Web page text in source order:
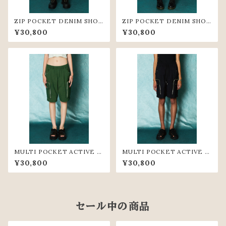
ZIP POCKET DENIM SHOR
T PANTS（GRY）
¥30,800
ZIP POCKET DENIM SHOR
T PANTS(BGE)
¥30,800
MULTI POCKET ACTIVE S
HORT PANTS(GRN)
¥30,800
MULTI POCKET ACTIVE S
HORT PANTS(BLK)
¥30,800
セール中の商品